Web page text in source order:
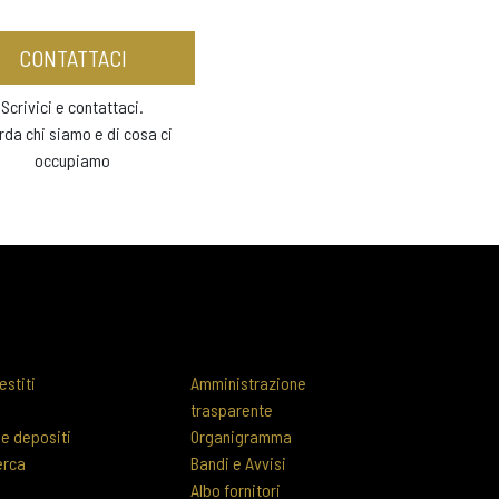
CONTATTACI
Scrivici e contattaci.
chi siamo e di cosa ci
occupiamo
depositi
Amministrazione
trasparente
Organigramma
Bandi e Avvisi
Albo fornitori